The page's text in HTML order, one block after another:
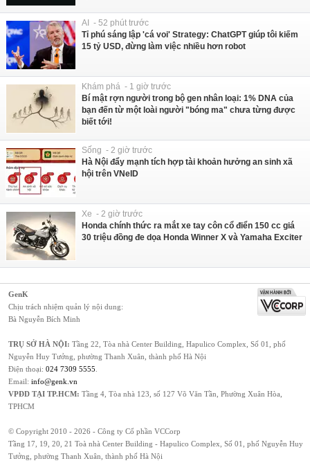
AI - 52 phút trước
Tỉ phú sáng lập 'cá voi' Strategy: ChatGPT giúp tôi kiếm
15 tỷ USD, đừng làm việc nhiều hơn robot
Khám phá - 1 giờ trước
Bí mật rợn người trong bộ gen nhân loại: 1% DNA của
bạn đến từ một loài người "bóng ma" chưa từng được
biết tới!
Sống - 2 giờ trước
Hà Nội đẩy mạnh tích hợp tài khoản hưởng an sinh xã
hội trên VNeID
Xe - 2 giờ trước
Honda chính thức ra mắt xe tay côn cổ điển 150 cc giá
30 triệu đồng đe dọa Honda Winner X và Yamaha Exciter
GenK
Chịu trách nhiệm quản lý nội dung:
Bà Nguyễn Bích Minh
TRỤ SỞ HÀ NỘI: Tầng 22, Tòa nhà Center Building, Hapulico Complex, Số 01, phố
Nguyễn Huy Tưởng, phường Thanh Xuân, thành phố Hà Nội
Điện thoại: 024 7309 5555
Email: info@genk.vn
VPĐD TẠI TP.HCM: Tầng 4, Tòa nhà 123, số 127 Võ Văn Tần, Phường Xuân Hòa,
TPHCM
© Copyright 2010 - 2026 - Công ty Cổ phần VCCorp
Tầng 17, 19, 20, 21 Toà nhà Center Building - Hapulico Complex, Số 01, phố Nguyễn Huy
Tưởng, phường Thanh Xuân, thành phố Hà Nội